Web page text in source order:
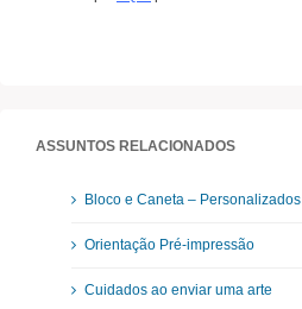
ASSUNTOS RELACIONADOS
Bloco e Caneta – Personalizados
Orientação Pré-impressão
Cuidados ao enviar uma arte